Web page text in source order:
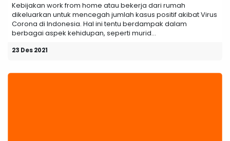
Kebijakan work from home atau bekerja dari rumah
dikeluarkan untuk mencegah jumlah kasus positif akibat Virus
Corona di Indonesia. Hal ini tentu berdampak dalam
berbagai aspek kehidupan, seperti murid...
23 Des 2021